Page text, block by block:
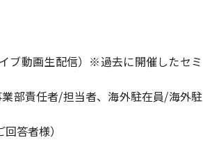
動画生配信）※過去に開催したセミ
責任者/担当者、海外駐在員/海外駐
答者様）